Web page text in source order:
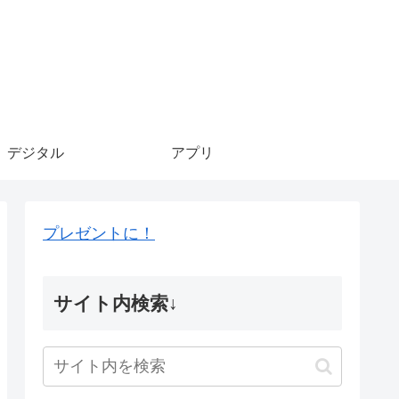
デジタル アプリ
プレゼントに！
サイト内検索↓